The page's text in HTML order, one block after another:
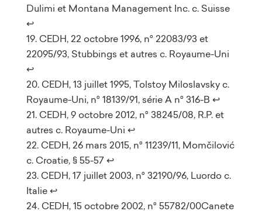
Dulimi et Montana Management Inc. c. Suisse
↩︎
CEDH, 22 octobre 1996, n° 22083/93 et
22095/93, Stubbings et autres c. Royaume-Uni
↩︎
CEDH, 13 juillet 1995, Tolstoy Miloslavsky c.
Royaume-Uni, n° 18139/91, série A n° 316-B ↩︎
CEDH, 9 octobre 2012, n° 38245/08, R.P. et
autres c. Royaume-Uni ↩︎
CEDH, 26 mars 2015, n° 11239/11, Momčilović
c. Croatie, § 55-57 ↩︎
CEDH, 17 juillet 2003, n° 32190/96, Luordo c.
Italie ↩︎
CEDH, 15 octobre 2002, n° 55782/00Canete